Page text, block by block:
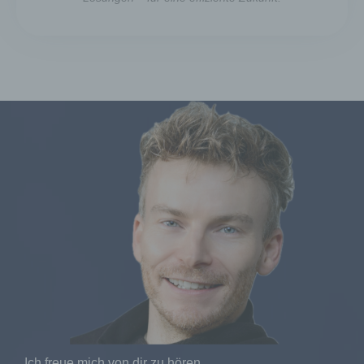
Als identifizierbar wird eine natürliche
Person angesehen, die direkt oder indirekt,
insbesondere mittels Zuordnung zu einer
Kennung wie einem Namen, zu einer
Kennnummer, zu Standortdaten, zu einer
Online-Kennung oder zu einem oder
mehreren besonderen Merkmalen, die
Ausdruck der physischen, physiologischen,
genetischen, psychischen, wirtschaftlichen,
kulturellen oder sozialen Identität dieser
natürlichen Person sind, identifiziert werden
b) betroffene Person
Betroffene Person ist jede identifizierte oder